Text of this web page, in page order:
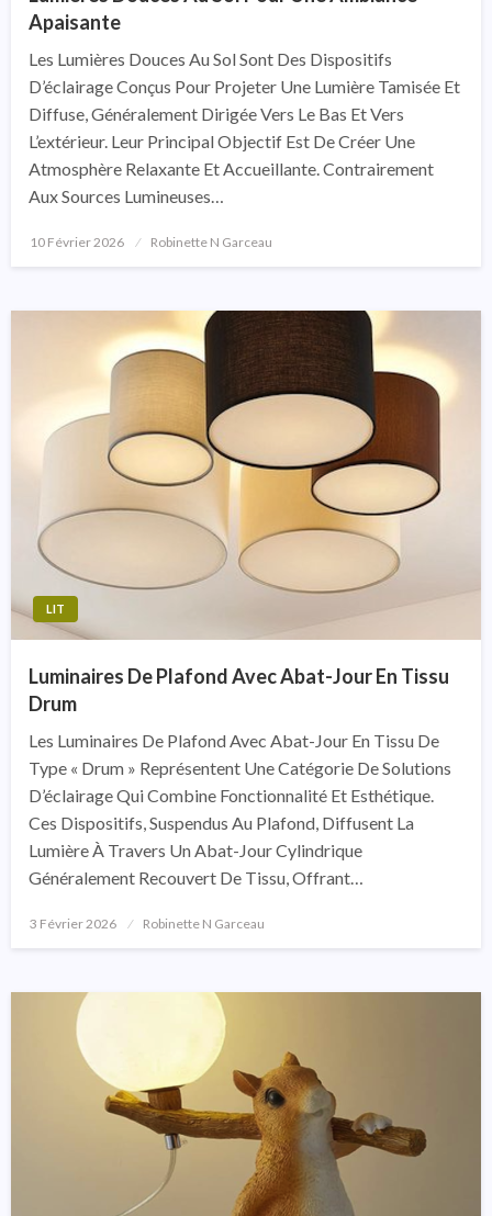
Apaisante
Les Lumières Douces Au Sol Sont Des Dispositifs
D’éclairage Conçus Pour Projeter Une Lumière Tamisée Et
Diffuse, Généralement Dirigée Vers Le Bas Et Vers
L’extérieur. Leur Principal Objectif Est De Créer Une
Atmosphère Relaxante Et Accueillante. Contrairement
Aux Sources Lumineuses…
Posted
10 Février 2026 Robinette N Garceau
LIT
Luminaires De Plafond Avec Abat-Jour En Tissu
Drum
Les Luminaires De Plafond Avec Abat-Jour En Tissu De
Type « Drum » Représentent Une Catégorie De Solutions
D’éclairage Qui Combine Fonctionnalité Et Esthétique.
Ces Dispositifs, Suspendus Au Plafond, Diffusent La
Lumière À Travers Un Abat-Jour Cylindrique
Généralement Recouvert De Tissu, Offrant…
Posted
3 Février 2026 Robinette N Garceau